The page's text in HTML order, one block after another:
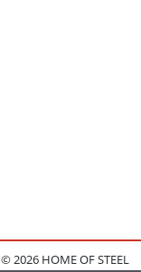
© 2026 HOME OF STEEL